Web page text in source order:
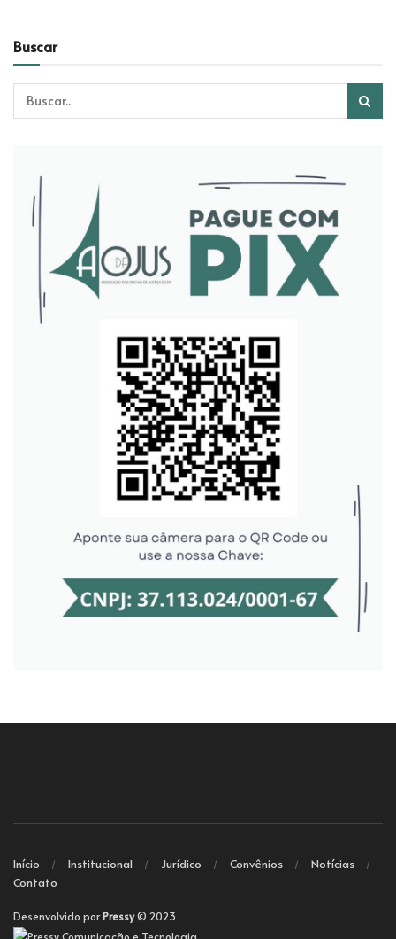
Buscar
Início Institucional Jurídico Convênios
Notícias
Contato
Desenvolvido porPressy© 2023